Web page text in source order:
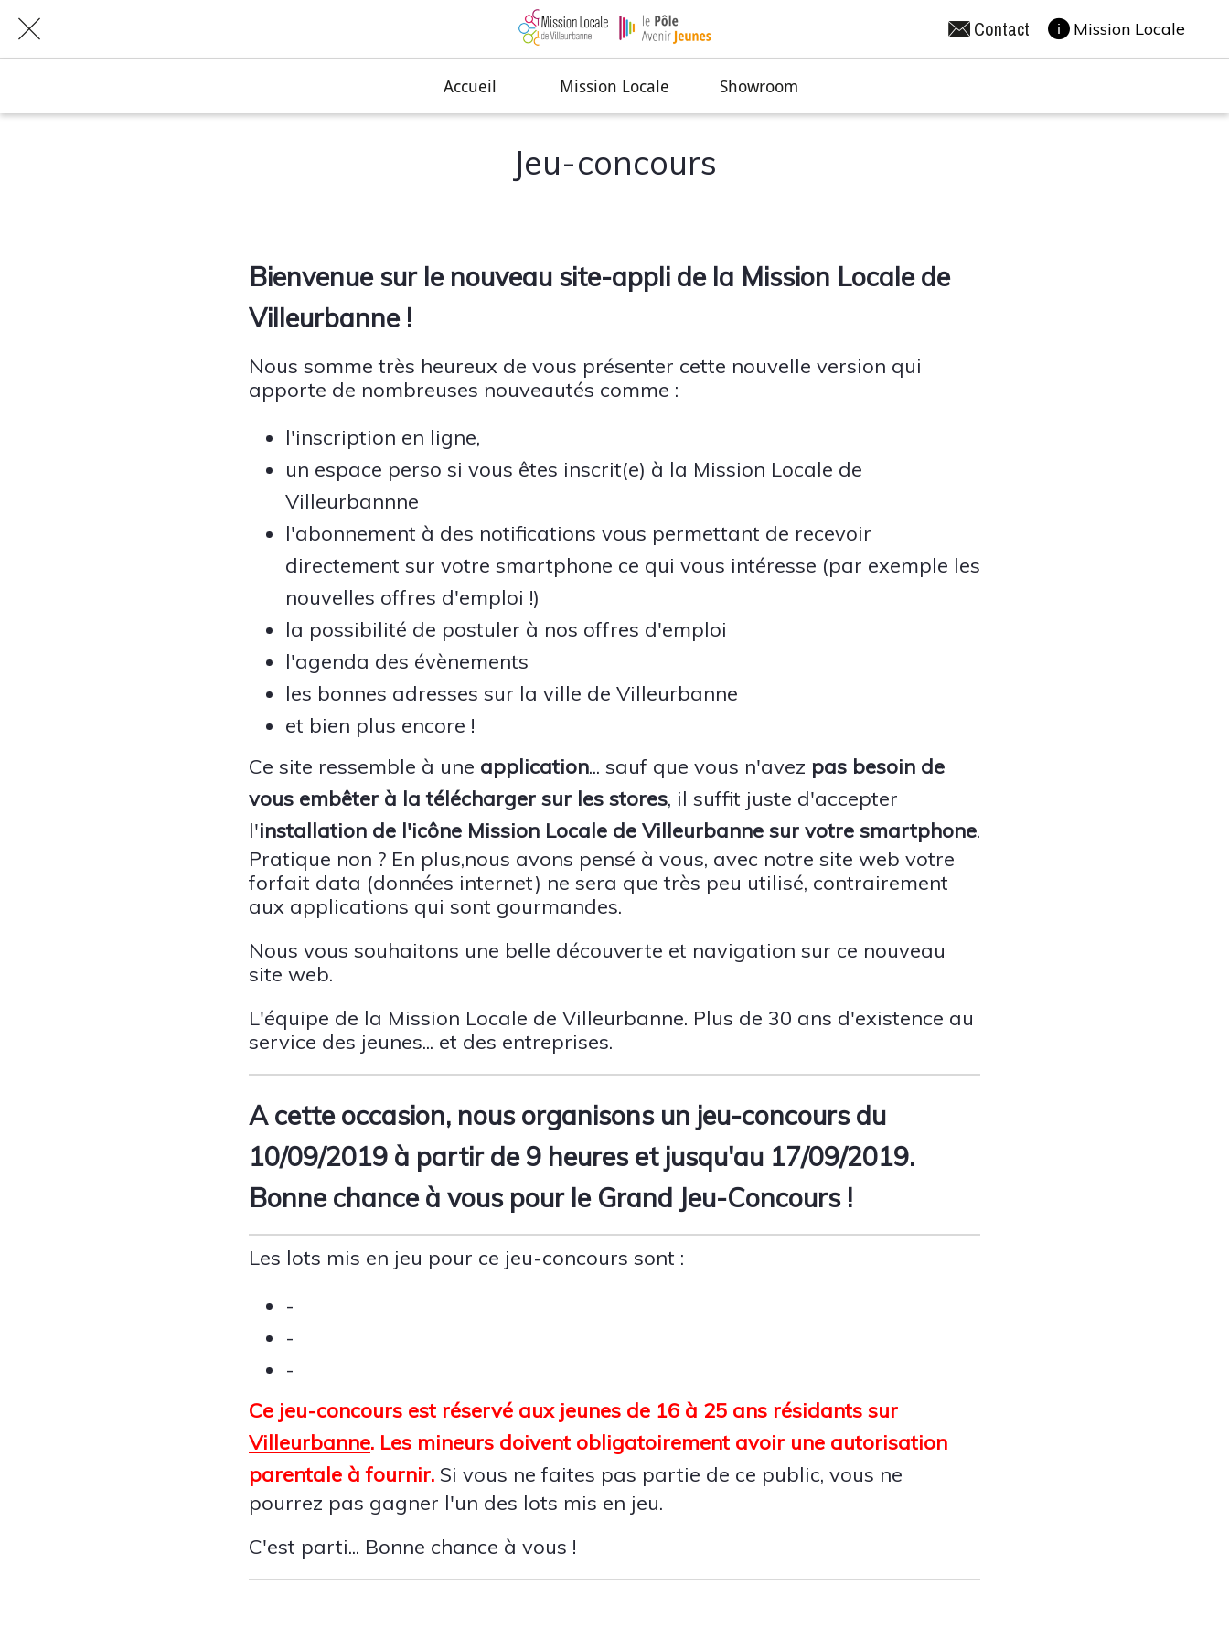
Contact Mission Locale
Accueil Mission Locale Showroom
Jeu-concours
Bienvenue sur le nouveau site-appli de la Mission Locale de
Villeurbanne !
Nous somme très heureux de vous présenter cette nouvelle version qui
apporte de nombreuses nouveautés comme :
l'inscription en ligne,
un espace perso si vous êtes inscrit(e) à la Mission Locale de
Villeurbannne
l'abonnement à des notifications vous permettant de recevoir
directement sur votre smartphone ce qui vous intéresse (par exemple les
nouvelles offres d'emploi !)
la possibilité de postuler à nos offres d'emploi
l'agenda des évènements
les bonnes adresses sur la ville de Villeurbanne
et bien plus encore !
Ce site ressemble à une application... sauf que vous n'avez pas besoin de
vous embêter à la télécharger sur les stores, il suffit juste d'accepter
l'installation de l'icône Mission Locale de Villeurbanne sur votre smartphone.
Pratique non ? En plus,nous avons pensé à vous, avec notre site web votre
forfait data (données internet) ne sera que très peu utilisé, contrairement
aux applications qui sont gourmandes.
Nous vous souhaitons une belle découverte et navigation sur ce nouveau
site web.
L'équipe de la Mission Locale de Villeurbanne. Plus de 30 ans d'existence au
service des jeunes... et des entreprises.
A cette occasion, nous organisons un jeu-concours du
10/09/2019 à partir de 9 heures et jusqu'au 17/09/2019.
Bonne chance à vous pour le Grand Jeu-Concours !
Les lots mis en jeu pour ce jeu-concours sont :
-
-
-
Ce jeu-concours est réservé aux jeunes de 16 à 25 ans résidants sur
Villeurbanne. Les mineurs doivent obligatoirement avoir une autorisation
parentale à fournir. Si vous ne faites pas partie de ce public, vous ne
pourrez pas gagner l'un des lots mis en jeu.
C'est parti... Bonne chance à vous !